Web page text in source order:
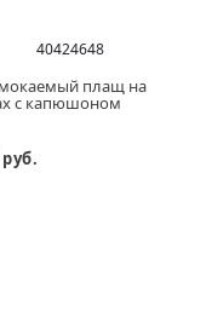
40424648
плащ на
с капюшоном